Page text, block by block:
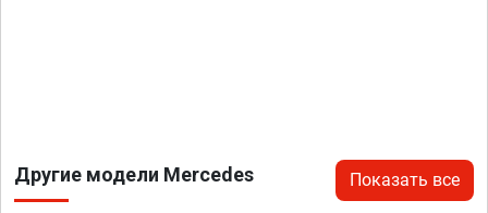
Другие модели Mercedes Показать все